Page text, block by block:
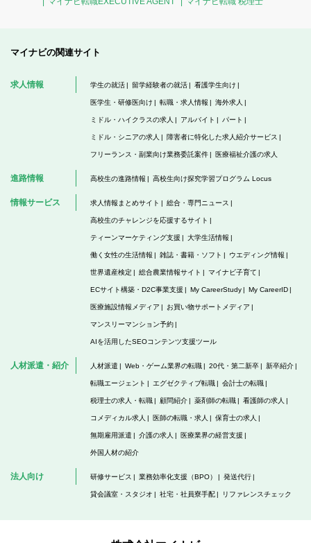
マイナビの関連サイト
求人情報 学生の就活 留学経験者の就活 看護学生向け
医学生・研修医向け 転職・求人情報 海外求人
ミドル・ハイクラスの求人 アルバイト パート
ミドル・シニアの求人 障害者に特化した求人紹介サービス
フリーランス・副業向け業務委託案件 医療福祉介護の求人
進路情報 高校生の進路情報 高校生向け探究学習プログラム Locus
情報サービス 求人情報まとめサイト 総合・専門ニュース
高校生のチャレンジを応援するサイト
ティーンマーケティング支援 大学生活情報
働く女性の生活情報 雑誌・書籍・ソフト ウエディング情報
世界遺産検定 総合農業情報サイト マイナビ子育て
ECサイト構築・D2C事業支援 My CareerStudy My CareerID
医療施設情報メディア お買い物サポートメディア
マンスリーマンション予約
AIを活用したSEOコンテンツ支援ツール
人材派遣・紹介 人材派遣 Web・ゲーム業界の転職 20代・第二新卒 新卒紹介
転職エージェント エグゼクティブ転職 会計士の転職
税理士の求人・転職 顧問紹介 薬剤師の転職 看護師の求人
コメディカル求人 医師の転職・求人 保育士の求人
無期雇用派遣 介護の求人 医療業界の経営支援
外国人材の紹介
法人向け 研修サービス 業務効率化支援（BPO） 発送代行
貸会議室・スタジオ 社宅・社員寮手配 リファレンスチェック